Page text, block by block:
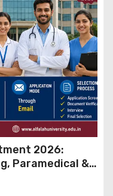
2026:
Paramedical &
Through Email